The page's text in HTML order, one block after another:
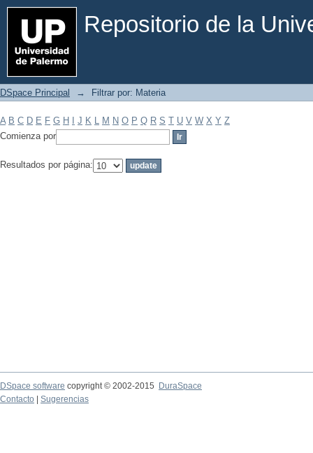
Repositorio de la
Filtrar por: Materia
DSpace Principal → Filtrar por: Materia
A B C D E F G H J K L M N O P Q R S T U V W X Y Z
Comienza por
Resultados por página:
DSpace software copyright © 2002-2015
DuraSpace
Contacto
Sugerencias